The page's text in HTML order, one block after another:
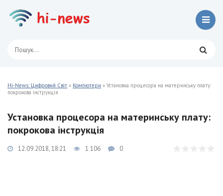
Hi-News: Цифровий Світ » Компютери » Установка процесора на материнську плату:
покрокова інструкція
Установка процесора на материнську плату:
покрокова інструкція
12.09.2018, 18:21 1 106 0